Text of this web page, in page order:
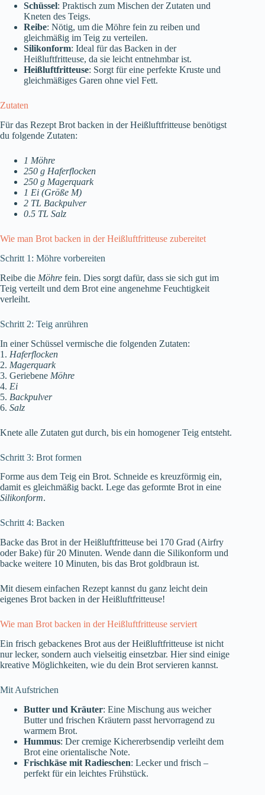
Schüssel: Praktisch zum Mischen der Zutaten und
Kneten des Teigs.
Reibe: Nötig, um die Möhre fein zu reiben und
gleichmäßig im Teig zu verteilen.
Silikonform: Ideal für das Backen in der
Heißluftfritteuse, da sie leicht entnehmbar ist.
Heißluftfritteuse: Sorgt für eine perfekte Kruste und
gleichmäßiges Garen ohne viel Fett.
Zutaten
Für das Rezept Brot backen in der Heißluftfritteuse benötigst
du folgende Zutaten:
1 Möhre
250 g Haferflocken
250 g Magerquark
1 Ei (Größe M)
2 TL Backpulver
0.5 TL Salz
Wie man Brot backen in der Heißluftfritteuse zubereitet
Schritt 1: Möhre vorbereiten
Reibe die Möhre fein. Dies sorgt dafür, dass sie sich gut im
Teig verteilt und dem Brot eine angenehme Feuchtigkeit
verleiht.
Schritt 2: Teig anrühren
In einer Schüssel vermische die folgenden Zutaten:
1. Haferflocken
2. Magerquark
3. Geriebene Möhre
4. Ei
5. Backpulver
6. Salz
Knete alle Zutaten gut durch, bis ein homogener Teig entsteht.
Schritt 3: Brot formen
Forme aus dem Teig ein Brot. Schneide es kreuzförmig ein,
damit es gleichmäßig backt. Lege das geformte Brot in eine
Silikonform.
Schritt 4: Backen
Backe das Brot in der Heißluftfritteuse bei 170 Grad (Airfry
oder Bake) für 20 Minuten. Wende dann die Silikonform und
backe weitere 10 Minuten, bis das Brot goldbraun ist.
Mit diesem einfachen Rezept kannst du ganz leicht dein
eigenes Brot backen in der Heißluftfritteuse!
Wie man Brot backen in der Heißluftfritteuse serviert
Ein frisch gebackenes Brot aus der Heißluftfritteuse ist nicht
nur lecker, sondern auch vielseitig einsetzbar. Hier sind einige
kreative Möglichkeiten, wie du dein Brot servieren kannst.
Mit Aufstrichen
Butter und Kräuter: Eine Mischung aus weicher
Butter und frischen Kräutern passt hervorragend zu
warmem Brot.
Hummus: Der cremige Kichererbsendip verleiht dem
Brot eine orientalische Note.
Frischkäse mit Radieschen: Lecker und frisch –
perfekt für ein leichtes Frühstück.